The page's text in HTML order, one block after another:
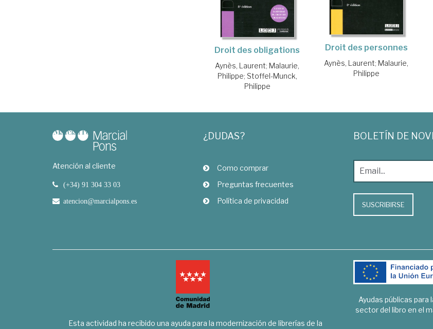
Droit des obligations
Aynès, Laurent; Malaurie,
Philippe; Stoffel-Munck,
Philippe
Droit des personnes
Aynès, Laurent; Malaurie,
Philippe
Atención al cliente
(+34) 91 304 33 03
atencion@marcialpons.es
¿DUDAS?
Como comprar
Preguntas frecuentes
Política de privacidad
BOLETÍN DE
SUSCRIBIRSE
Esta actividad ha recibido una ayuda para la modernización de librerías de la
Ayudas públicas
sector del libro en el